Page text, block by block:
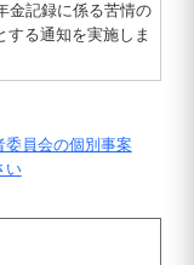
金記録に係る苦情の
する通知を実施しま
員会の個別事案
い